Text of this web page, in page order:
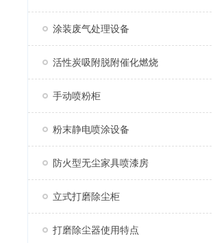
涂装废气处理设备
活性炭吸附脱附催化燃烧
手动喷粉柜
粉末静电喷涂设备
防火型无尘家具喷漆房
立式打磨除尘柜
打磨除尘器使用特点